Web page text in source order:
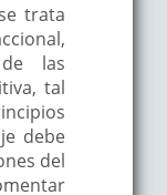
trata
las
tal
debe
del